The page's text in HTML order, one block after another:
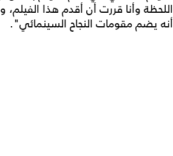
اللحظة وأنا قررت أن أقدم هذا
أنه يضم مقومات النجاح السينمائي".